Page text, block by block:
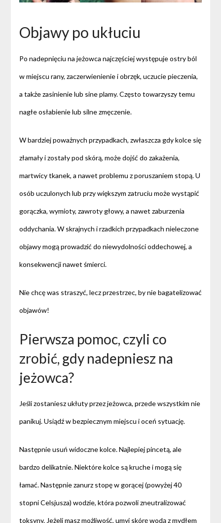
Objawy po ukłuciu
Po nadepnięciu na jeżowca najczęściej występuje ostry ból
w miejscu rany, zaczerwienienie i obrzęk, uczucie pieczenia,
a także zasinienie lub sine plamy. Często towarzyszy temu
nagłe osłabienie lub silne zmęczenie.
W bardziej poważnych przypadkach, zwłaszcza gdy kolce się
złamały i zostały pod skórą, może dojść do zakażenia,
martwicy tkanek, a nawet problemu z poruszaniem stopą. U
osób uczulonych lub przy większym zatruciu może wystąpić
gorączka, wymioty, zawroty głowy, a nawet zaburzenia
oddychania. W skrajnych i rzadkich przypadkach nieleczone
objawy mogą prowadzić do niewydolności oddechowej, a
konsekwencji nawet śmierci.
Nie chcę was straszyć, lecz przestrzec, by nie bagatelizować
objawów!
Pierwsza pomoc, czyli co
zrobić, gdy nadepniesz na
jeżowca?
Jeśli zostaniesz ukłuty przez jeżowca, przede wszystkim nie
panikuj. Usiądź w bezpiecznym miejscu i oceń sytuację.
Następnie usuń widoczne kolce. Najlepiej pincetą, ale
bardzo delikatnie. Niektóre kolce są kruche i mogą się
łamać. Następnie zanurz stopę w gorącej (powyżej 40
stopni Celsjusza) wodzie, która pozwoli zneutralizować
toksyny. Jeżeli masz możliwość, umyj skórę wodą z mydłem